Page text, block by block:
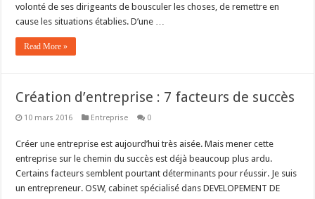
volonté de ses dirigeants de bousculer les choses, de remettre en
cause les situations établies. D’une …
Read More »
Création d’entreprise : 7 facteurs de succès
10 mars 2016 Entreprise 0
Créer une entreprise est aujourd’hui très aisée. Mais mener cette
entreprise sur le chemin du succès est déjà beaucoup plus ardu.
Certains facteurs semblent pourtant déterminants pour réussir. Je suis
un entrepreneur. OSW, cabinet spécialisé dans DEVELOPEMENT DE